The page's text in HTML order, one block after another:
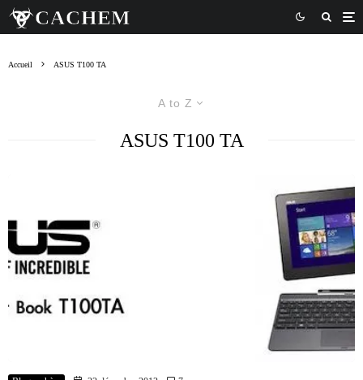
Accueil ASUS T100 TA
A to Z
ASUS T100 TA